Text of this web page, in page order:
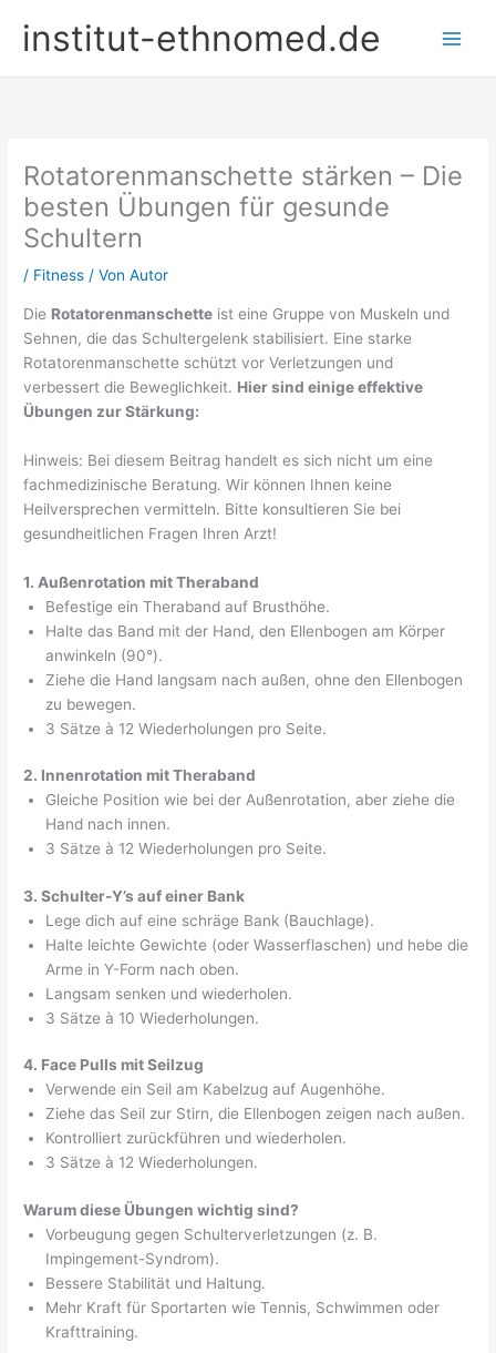
Inhaltinstitut-ethnomed.de
Rotatorenmanschette stärken – Die
besten Übungen für gesunde
Schultern
/ Fitness / VonAutor
Die Rotatorenmanschette ist eine Gruppe von Muskeln und
Sehnen, die das Schultergelenk stabilisiert. Eine starke
Rotatorenmanschette schützt vor Verletzungen und
verbessert die Beweglichkeit. Hier sind einige effektive
Übungen zur Stärkung:
Hinweis: Bei diesem Beitrag handelt es sich nicht um eine
fachmedizinische Beratung. Wir können Ihnen keine
Heilversprechen vermitteln. Bitte konsultieren Sie bei
gesundheitlichen Fragen Ihren Arzt!
1. Außenrotation mit Theraband
Befestige ein Theraband auf Brusthöhe.
Halte das Band mit der Hand, den Ellenbogen am Körper
anwinkeln (90°).
Ziehe die Hand langsam nach außen, ohne den Ellenbogen
zu bewegen.
3 Sätze à 12 Wiederholungen pro Seite.
2. Innenrotation mit Theraband
Gleiche Position wie bei der Außenrotation, aber ziehe die
Hand nach innen.
3 Sätze à 12 Wiederholungen pro Seite.
3. Schulter-Y’s auf einer Bank
Lege dich auf eine schräge Bank (Bauchlage).
Halte leichte Gewichte (oder Wasserflaschen) und hebe die
Arme in Y-Form nach oben.
Langsam senken und wiederholen.
3 Sätze à 10 Wiederholungen.
4. Face Pulls mit Seilzug
Verwende ein Seil am Kabelzug auf Augenhöhe.
Ziehe das Seil zur Stirn, die Ellenbogen zeigen nach außen.
Kontrolliert zurückführen und wiederholen.
3 Sätze à 12 Wiederholungen.
Warum diese Übungen wichtig sind?
Vorbeugung gegen Schulterverletzungen (z. B.
Impingement-Syndrom).
Bessere Stabilität und Haltung.
Mehr Kraft für Sportarten wie Tennis, Schwimmen oder
Krafttraining.